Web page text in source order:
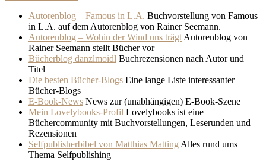
Autorenblog – Famous in L.A. Buchvorstellung von Famous
in L.A. auf dem Autorenblog von Rainer Seemann.
Autorenblog – Wohin der Wind uns trägt Autorenblog von
Rainer Seemann stellt Bücher vor
Bücherblog danzlmoidl Buchrezensionen nach Autor und
Titel
Die besten Bücher-Blogs Eine lange Liste interessanter
Bücher-Blogs
E-Book-News News zur (unabhängigen) E-Book-Szene
Mein Lovelybooks-Profil Lovelybooks ist eine
Büchercommunity mit Buchvorstellungen, Leserunden und
Rezensionen
Selfpublisherbibel von Matthias Matting Alles rund ums
Thema Selfpublishing